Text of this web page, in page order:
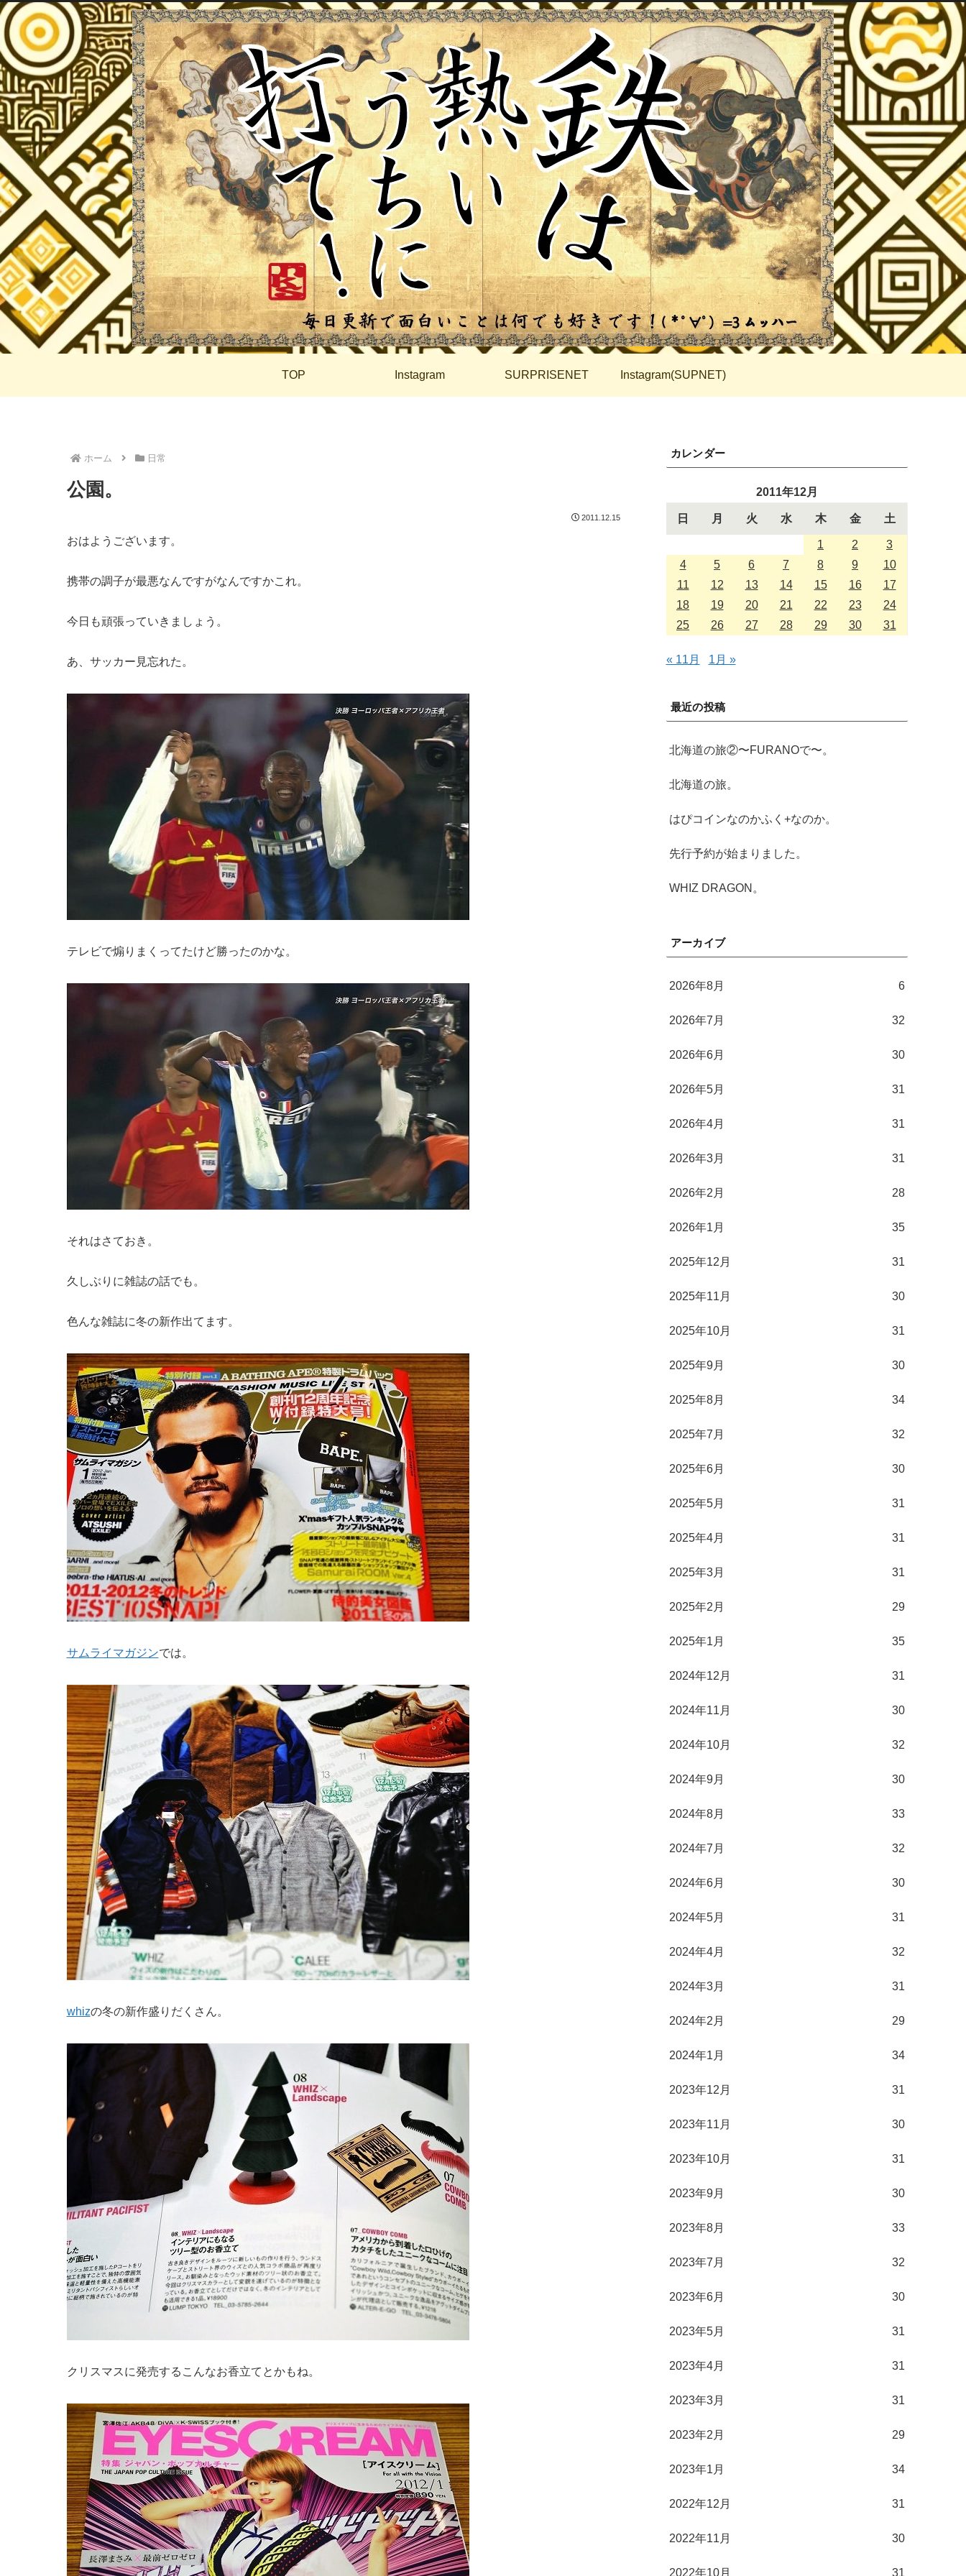
TOP Instagram SURPRISENET Instagram(SUPNET)
ホーム 日常
公園。
2011.12.15
おはようございます。
携帯の調子が最悪なんですがなんですかこれ。
今日も頑張っていきましょう。
あ、サッカー見忘れた。
テレビで煽りまくってたけど勝ったのかな。
それはさておき。
久しぶりに雑誌の話でも。
色んな雑誌に冬の新作出てます。
サムライマガジンでは。
whizの冬の新作盛りだくさん。
クリスマスに発売するこんなお香立てとかもね。
カレンダー
2011年12月
日 月 火 水 木 金 土
1 2
3
4
5 6 7 8 9
10
11
12 13 14 15 16
17
18
19 20 21 22 23
24
25
26 27 28 29 30 31
« 11月 1月 »
最近の投稿
北海道の旅②〜FURANOで〜。
北海道の旅。
はぴコインなのかふく+なのか。
先行予約が始まりました。
WHIZ DRAGON。
アーカイブ
2026年8月 6
2026年7月 32
2026年6月 30
2026年5月 31
2026年4月 31
2026年3月 31
2026年2月 28
2026年1月 35
2025年12月 31
2025年11月 30
2025年10月 31
2025年9月 30
2025年8月 34
2025年7月 32
2025年6月 30
2025年5月 31
2025年4月 31
2025年3月 31
2025年2月 29
2025年1月 35
2024年12月 31
2024年11月 30
2024年10月 32
2024年9月 30
2024年8月 33
2024年7月 32
2024年6月 30
2024年5月 31
2024年4月 32
2024年3月 31
2024年2月 29
2024年1月 34
2023年12月 31
2023年11月 30
2023年10月 31
2023年9月 30
2023年8月 33
2023年7月 32
2023年6月 30
2023年5月 31
2023年4月 31
2023年3月 31
2023年2月 29
2023年1月 34
2022年12月 31
2022年11月 30
2022年10月 31